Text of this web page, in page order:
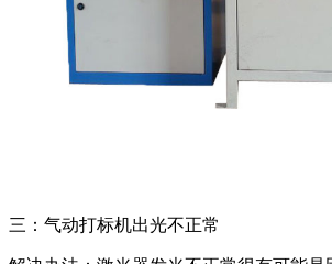
三：气动打标机出光不正常